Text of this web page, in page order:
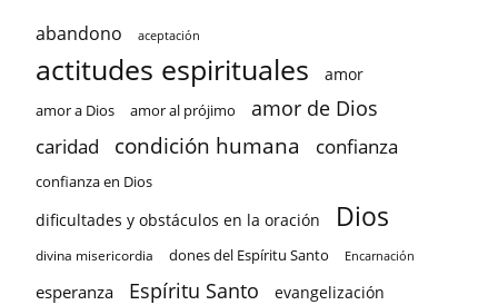
abandono aceptación
actitudes espirituales amor
amor a Dios amor al prójimo amor de Dios
caridad condición humana confianza
confianza en Dios
dificultades y obstáculos en la oración Dios
divina misericordia dones del Espíritu Santo Encarnación
esperanza Espíritu Santo evangelización